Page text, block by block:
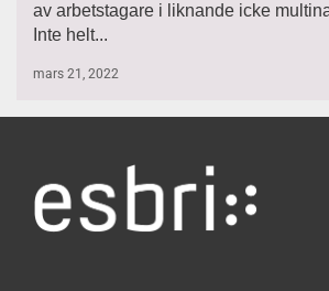
av arbetstagare i liknande icke
Inte helt...
mars 21, 2022